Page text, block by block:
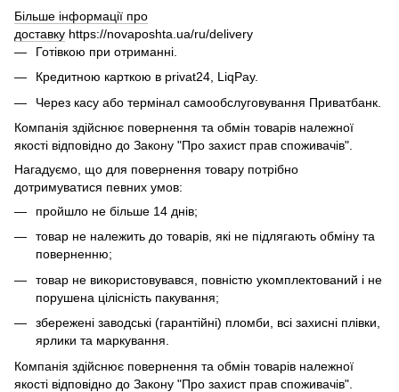
Більше інформації про
доставку https://novaposhta.ua/ru/delivery
Готівкою при отриманні.
Кредитною карткою в privat24, LiqPay.
Через касу або термінал самообслуговування Приватбанк.
Компанія здійснює повернення та обмін товарів належної
якості відповідно до Закону "Про захист прав споживачів".
Нагадуємо, що для повернення товару потрібно
дотримуватися певних умов:
пройшло не більше 14 днів;
товар не належить до товарів, які не підлягають обміну та
поверненню;
товар не використовувався, повністю укомплектований і не
порушена цілісність пакування;
збережені заводські (гарантійні) пломби, всі захисні плівки,
ярлики та маркування.
Компанія здійснює повернення та обмін товарів належної
якості відповідно до Закону "Про захист прав споживачів".